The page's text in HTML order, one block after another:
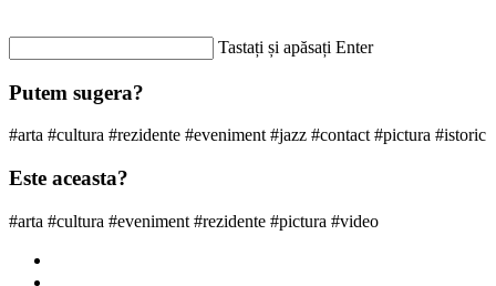
Tastați și apăsați Enter
Putem sugera?
#arta #cultura #rezidente #eveniment #jazz #contact #pictura #istoric
Este aceasta?
#arta #cultura #eveniment #rezidente #pictura #video